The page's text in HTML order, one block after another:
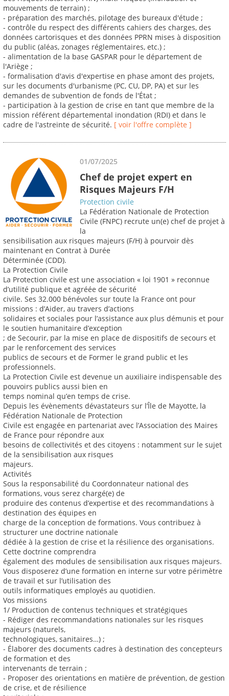
mouvements de terrain) ;
- préparation des marchés, pilotage des bureaux d'étude ;
- contrôle du respect des différents cahiers des charges, des
données cartorisques et des données PPRN mises à disposition
du public (aléas, zonages réglementaires, etc.) ;
- alimentation de la base GASPAR pour le département de
l'Ariège ;
- formalisation d'avis d'expertise en phase amont des projets,
sur les documents d'urbanisme (PC, CU, DP, PA) et sur les
demandes de subvention de fonds de l'État ;
- participation à la gestion de crise en tant que membre de la
mission référent départemental inondation (RDI) et dans le
cadre de l'astreinte de sécurité. [ voir l'offre complète ]
01/07/2025
Chef de projet expert en
Risques Majeurs F/H
Protection civile
La Fédération Nationale de Protection
Civile (FNPC) recrute un(e) chef de projet à
la
sensibilisation aux risques majeurs (F/H) à pourvoir dès
maintenant en Contrat à Durée
Déterminée (CDD).
La Protection Civile
La Protection civile est une association « loi 1901 » reconnue
d’utilité publique et agréée de sécurité
civile. Ses 32.000 bénévoles sur toute la France ont pour
missions : d’Aider, au travers d’actions
solidaires et sociales pour l’assistance aux plus démunis et pour
le soutien humanitaire d’exception
; de Secourir, par la mise en place de dispositifs de secours et
par le renforcement des services
publics de secours et de Former le grand public et les
professionnels.
La Protection Civile est devenue un auxiliaire indispensable des
pouvoirs publics aussi bien en
temps nominal qu’en temps de crise.
Depuis les évènements dévastateurs sur l’Île de Mayotte, la
Fédération Nationale de Protection
Civile est engagée en partenariat avec l’Association des Maires
de France pour répondre aux
besoins de collectivités et des citoyens : notamment sur le sujet
de la sensibilisation aux risques
majeurs.
Activités
Sous la responsabilité du Coordonnateur national des
formations, vous serez chargé(e) de
produire des contenus d’expertise et des recommandations à
destination des équipes en
charge de la conception de formations. Vous contribuez à
structurer une doctrine nationale
dédiée à la gestion de crise et la résilience des organisations.
Cette doctrine comprendra
également des modules de sensibilisation aux risques majeurs.
Vous disposerez d’une formation en interne sur votre périmètre
de travail et sur l’utilisation des
outils informatiques employés au quotidien.
Vos missions
1/ Production de contenus techniques et stratégiques
- Rédiger des recommandations nationales sur les risques
majeurs (naturels,
technologiques, sanitaires…) ;
- Élaborer des documents cadres à destination des concepteurs
de formation et des
intervenants de terrain ;
- Proposer des orientations en matière de prévention, de gestion
de crise, et de résilience